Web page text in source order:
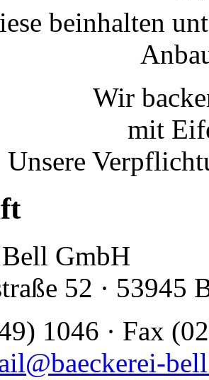
beinhalten
Wir
mit
Unsere
GmbH
52 · 53945
1046 · Fax